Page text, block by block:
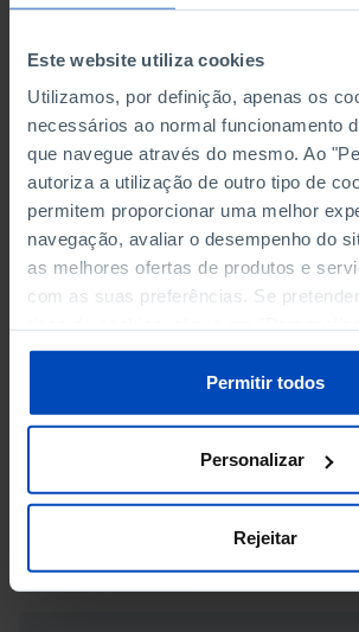
Este website utiliza cookies
Utilizamos, por definição, apenas os
necessários ao normal funcionamento
que navegue através do mesmo. Ao
autoriza a utilização de outro tipo de
permitem proporcionar uma melhor
navegação, avaliar o desempenho do
as melhores ofertas de produtos e
com as suas preferências. Se
sobre cookies através da gestão de
Política de Cookies.
Permitir todos
Personalizar
Rejeitar
EMPLOYMENT
EMPLOYED PERSONS IN FORESTRY
EMPLOYMENT IN AGRICULTURE PER
MANAGERS OF AGRICULTURAL
MANAGERS OF AGRICULTURAL